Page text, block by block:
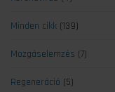
Minden cikk (139)
Mozgáselemzés (7)
Regeneráció (5)